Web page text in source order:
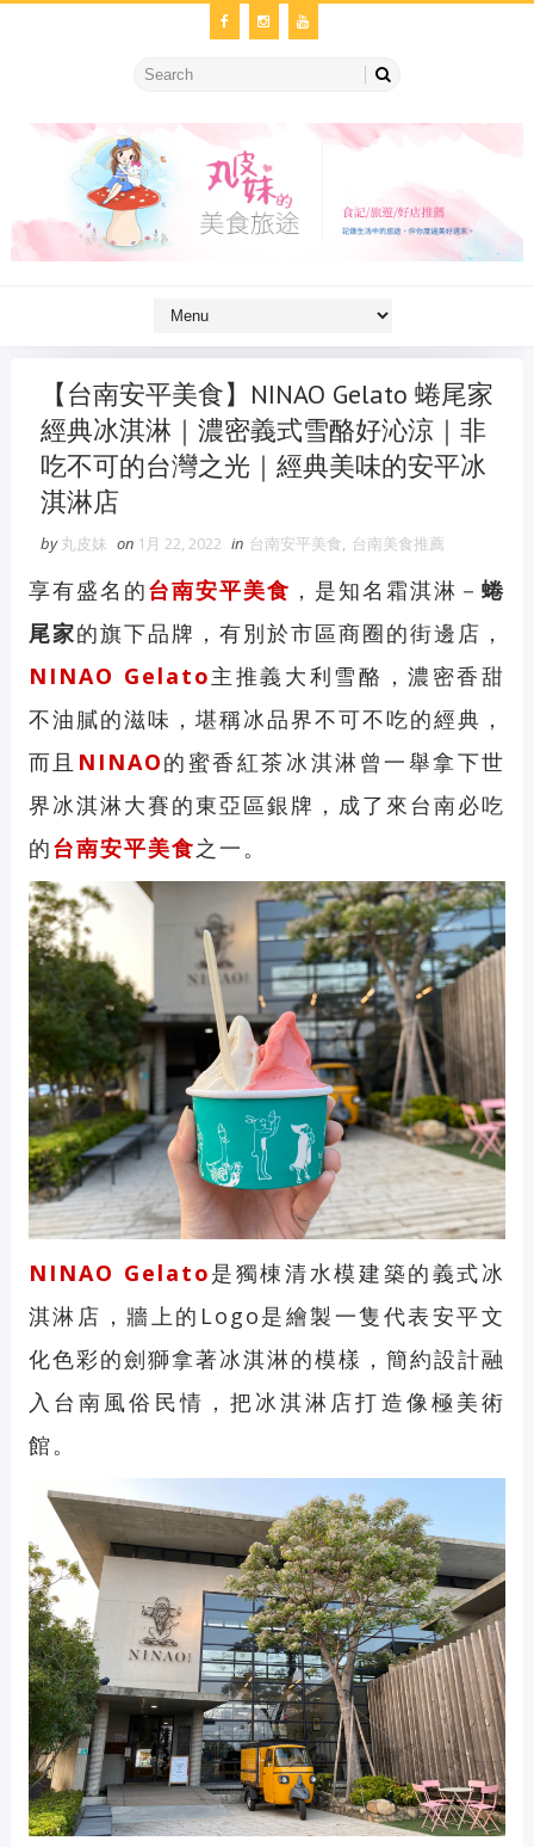
【台南安平美食】NINAO Gelato 蜷尾家
經典冰淇淋｜濃密義式雪酪好沁涼｜非
吃不可的台灣之光｜經典美味的安平冰
淇淋店
by 丸皮妹 on 1月 22, 2022 in 台南安平美食, 台南美食推薦
享有盛名的台南安平美食 ，是知名霜淇淋－蜷
尾家的旗下品牌，有別於市區商圈的街邊店，
NINAO Gelato主推義大利雪酪，濃密香甜
不油膩的滋味，堪稱冰品界不可不吃的經典，
而且 NINAO的蜜香紅茶冰淇淋曾一舉拿下世
界冰淇淋大賽的東亞區銀牌，成了來台南必吃
的台南安平美食之一。
NINAO Gelato是獨棟清水模建築的義式冰
淇淋店，牆上的Logo是繪製一隻代表安平文
化色彩的劍獅拿著冰淇淋的模樣，簡約設計融
入台南風俗民情，把冰淇淋店打造像極美術
館。